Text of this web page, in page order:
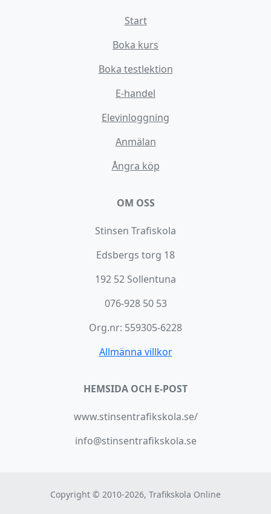
Start
Boka kurs
Boka testlektion
E-handel
Elevinloggning
Anmälan
Ångra köp
OM OSS
Stinsen Trafiskola
Edsbergs torg 18
192 52 Sollentuna
076-928 50 53
Org.nr: 559305-6228
Allmänna villkor
HEMSIDA OCH E-POST
www.stinsentrafikskola.se/
info@stinsentrafikskola.se
Copyright © 2010-2026, Trafikskola Online